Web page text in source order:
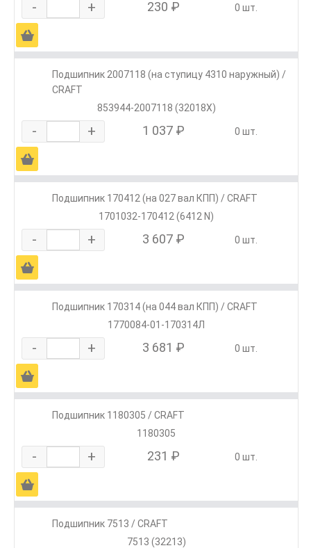
- + 230 ₽ 0 шт.
Ä
Подшипник 2007118 (на ступицу 4310 наружный) /
CRAFT
853944-2007118 (32018X)
- + 1 037 ₽ 0 шт.
Ä
Подшипник 170412 (на 027 вал КПП) / CRAFT
1701032-170412 (6412 N)
- + 3 607 ₽ 0 шт.
Ä
Подшипник 170314 (на 044 вал КПП) / CRAFT
1770084-01-170314Л
- + 3 681 ₽ 0 шт.
Ä
Подшипник 1180305 / CRAFT
1180305
- + 231 ₽ 0 шт.
Ä
Подшипник 7513 / CRAFT
7513 (32213)